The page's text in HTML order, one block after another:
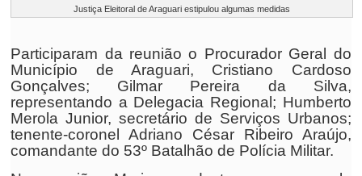
Justiça Eleitoral de Araguari estipulou algumas medidas
Participaram da reunião o Procurador Geral do
Município de Araguari, Cristiano Cardoso
Gonçalves; Gilmar Pereira da Silva,
representando a Delegacia Regional; Humberto
Merola Junior, secretário de Serviços Urbanos;
tenente-coronel Adriano César Ribeiro Araújo,
comandante do 53º Batalhão de Polícia Militar.